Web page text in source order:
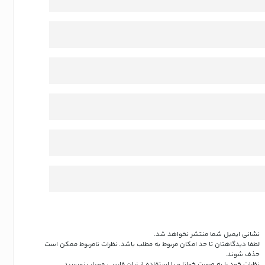
نشانی ایمیل شما منتشر نخواهد شد.
لطفا دیدگاهتان تا حد امکان مربوط به مطلب باشد. نظرات نامربوط ممکن است
حذف شوند.